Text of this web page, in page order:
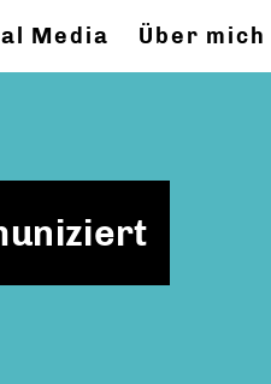
Media Über mich